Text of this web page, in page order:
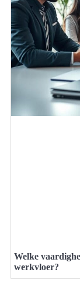
Welke
werkvloer?